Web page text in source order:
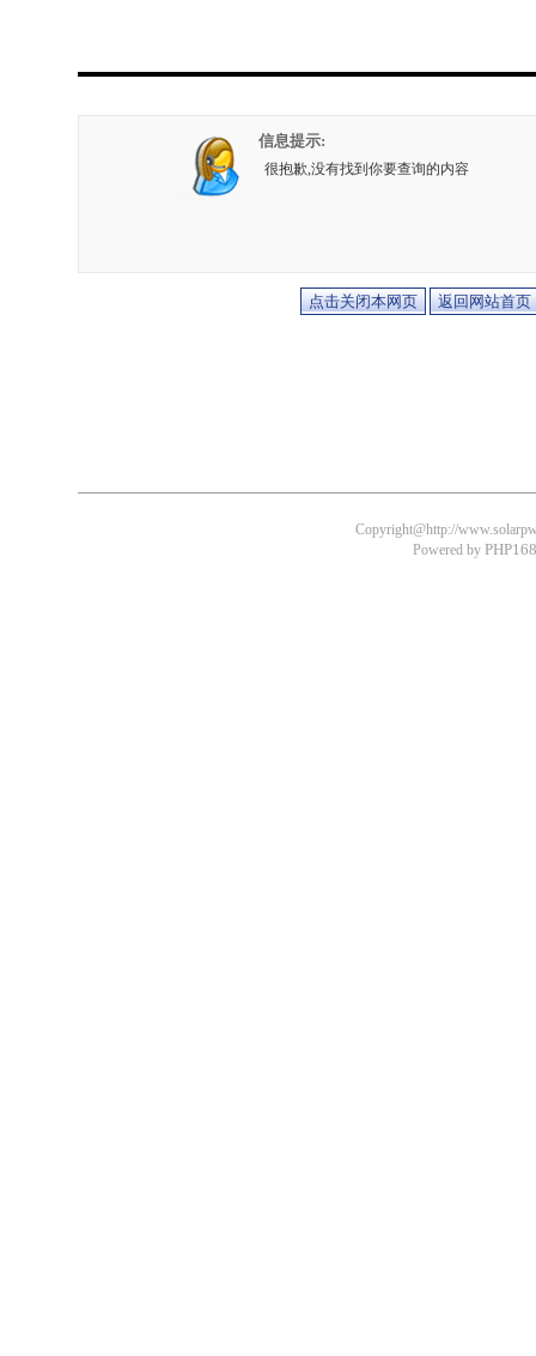
信息提示:
很抱歉,没有找到你要查询的内容
Copyright@http://
Powered by